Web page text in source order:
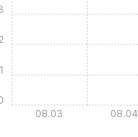
08.03 08.04
1
2